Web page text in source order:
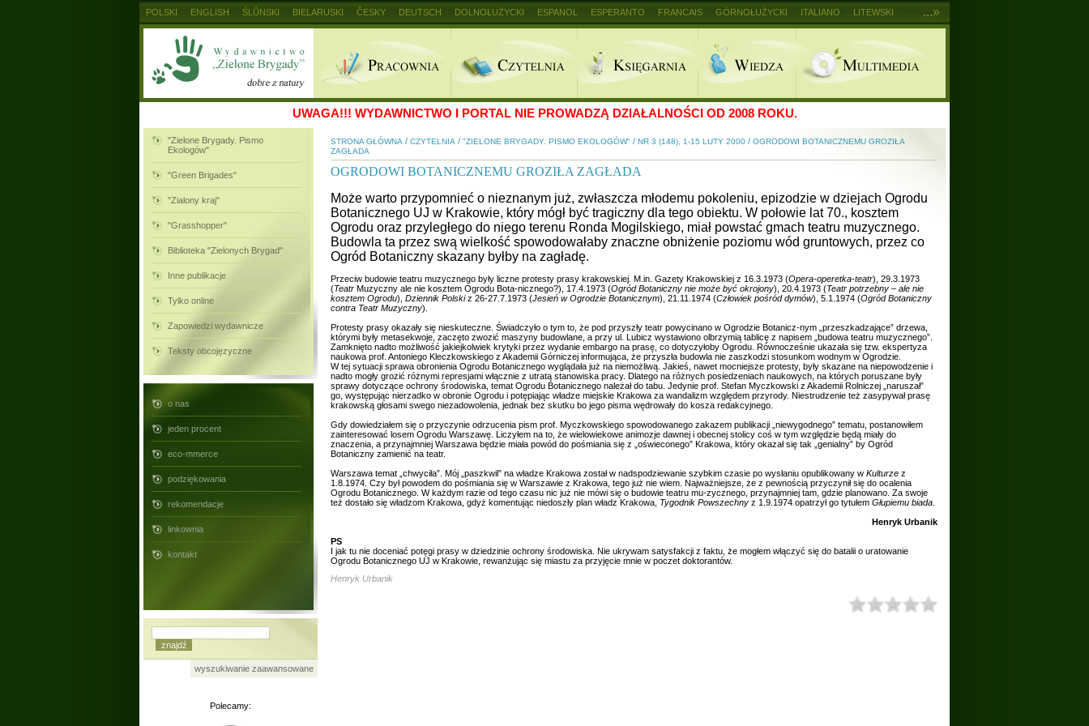
UWAGA!!! WYDAWNICTWO I PORTAL NIE PROWADZĄ DZIAŁALNOŚCI OD 2008 ROKU.
"Zielone Brygady. Pismo
Ekologów"
"Green Brigades"
"Zialony kraj"
"Grasshopper"
Biblioteka "Zielonych Brygad"
Inne publikacje
Tylko online
Zapowiedzi wydawnicze
Teksty obcojęzyczne
o nas
jeden procent
eco-mmerce
podziękowania
rekomendacje
linkownia
kontakt
wyszukiwanie zaawansowane
Polecamy:
STRONA GŁÓWNA / CZYTELNIA / "ZIELONE BRYGADY. PISMO EKOLOGÓW" / NR 3 (148), 1-15 LUTY 2000 / OGRODOWI BOTANICZNEMU GROZIŁA
ZAGŁADA
OGRODOWI BOTANICZNEMU GROZIŁA ZAGŁADA
Może warto przypomnieć o nieznanym już, zwłaszcza młodemu pokoleniu, epizodzie w dziejach Ogrodu
Botanicznego UJ w Krakowie, który mógł być tragiczny dla tego obiektu. W połowie lat 70., kosztem
Ogrodu oraz przyległego do niego terenu Ronda Mogilskiego, miał powstać gmach teatru muzycznego.
Budowla ta przez swą wielkość spowodowałaby znaczne obniżenie poziomu wód gruntowych, przez co
Ogród Botaniczny skazany byłby na zagładę.
Przeciw budowie teatru muzycznego były liczne protesty prasy krakowskiej. M.in. Gazety Krakowskiej z 16.3.1973 (Opera-operetka-teatr), 29.3.1973
(Teatr Muzyczny ale nie kosztem Ogrodu Bota-nicznego?), 17.4.1973 (Ogród Botaniczny nie może być okrojony), 20.4.1973 (Teatr potrzebny – ale nie
kosztem Ogrodu), Dziennik Polskiz 26-27.7.1973 (Jesień w Ogrodzie Botanicznym), 21.11.1974 (Człowiek pośród dymów), 5.1.1974 (Ogród Botaniczny
contra Teatr Muzyczny).
Protesty prasy okazały się nieskuteczne. Świadczyło o tym to, że pod przyszły teatr powycinano w Ogrodzie Botanicz-nym „przeszkadzające” drzewa,
którymi były metasekwoje, zaczęto zwozić maszyny budowlane, a przy ul. Lubicz wystawiono olbrzymią tablicę z napisem „budowa teatru muzycznego”.
Zamknięto nadto możliwość jakiejkolwiek krytyki przez wydanie embargo na prasę, co dotyczyłoby Ogrodu. Równocześnie ukazała się tzw. ekspertyza
naukowa prof. Antoniego Kleczkowskiego z Akademii Górniczej informująca, że przyszła budowla nie zaszkodzi stosunkom wodnym w Ogrodzie.
W tej sytuacji sprawa obronienia Ogrodu Botanicznego wyglądała już na niemożliwą. Jakieś, nawet mocniejsze protesty, były skazane na niepowodzenie i
nadto mogły grozić różnymi represjami włącznie z utratą stanowiska pracy. Dlatego na różnych posiedzeniach naukowych, na których poruszane były
sprawy dotyczące ochrony środowiska, temat Ogrodu Botanicznego należał do tabu. Jedynie prof. Stefan Myczkowski z Akademii Rolniczej „naruszał”
go, występując nierzadko w obronie Ogrodu i potępiając władze miejskie Krakowa za wandalizm względem przyrody. Niestrudzenie też zasypywał prasę
krakowską głosami swego niezadowolenia, jednak bez skutku bo jego pisma wędrowały do kosza redakcyjnego.
Gdy dowiedziałem się o przyczynie odrzucenia pism prof. Myczkowskiego spowodowanego zakazem publikacji „niewygodnego” tematu, postanowiłem
zainteresować losem Ogrodu Warszawę. Liczyłem na to, że wielowiekowe animozje dawnej i obecnej stolicy coś w tym względzie będą miały do
znaczenia, a przynajmniej Warszawa będzie miała powód do pośmiania się z „oświeconego” Krakowa, który okazał się tak „genialny” by Ogród
Botaniczny zamienić na teatr.
Warszawa temat „chwyciła”. Mój „paszkwil” na władze Krakowa został w nadspodziewanie szybkim czasie po wysłaniu opublikowany w Kulturze z
1.8.1974. Czy był powodem do pośmiania się w Warszawie z Krakowa, tego już nie wiem. Najważniejsze, że z pewnością przyczynił się do ocalenia
Ogrodu Botanicznego. W każdym razie od tego czasu nic już nie mówi się o budowie teatru mu-zycznego, przynajmniej tam, gdzie planowano. Za swoje
też dostało się władzom Krakowa, gdyż komentując niedoszły plan władz Krakowa, Tygodnik Powszechny z 1.9.1974 opatrzył go tytułem Głupiemu biada
Henryk Urbanik
PS
I jak tu nie doceniać potęgi prasy w dziedzinie ochrony środowiska. Nie ukrywam satysfakcji z faktu, że mogłem włączyć się do batalii o uratowanie
Ogrodu Botanicznego UJ w Krakowie, rewanżując się miastu za przyjęcie mnie w poczet doktorantów.
Henryk Urbanik
...»
POLSKI ENGLISH ŚLŮNSKI BIELARUSKI ČESKY DEUTSCH DOLNOŁUŻYCKI ESPANOL ESPERANTO FRANCAIS GÓRNOŁUŻYCKI ITALIANO LITEWSKI